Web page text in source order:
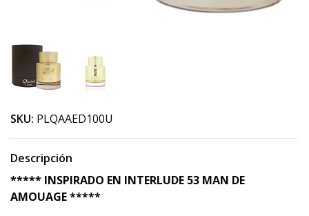
SKU: PLQAAED100U
Descripción
***** INSPIRADO EN INTERLUDE 53 MAN DE
AMOUAGE *****